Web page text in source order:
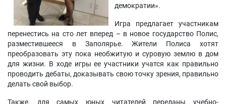
демократии».
Игра предлагает участникам
перенестись на сто лет вперед – в новое государство Полис,
разместившееся в Заполярье. Жители Полиса хотят
преобразовать эту пока необжитую и суровую землю в дом
для жизни. В ходе игры ее участники учатся как правильно
проводить дебаты, доказывать свою точку зрения, правильно
делать свой выбор.
Также, для самых юных читателей переданы учебно-